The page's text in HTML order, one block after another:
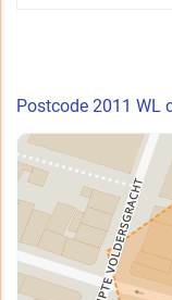
Postcode 2011 WL